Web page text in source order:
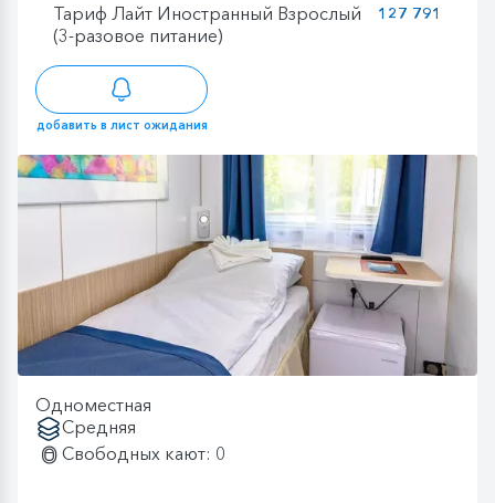
Тариф Лайт Иностранный Взрослый
(3-разовое питание)
127 791
добавить в лист ожидания
Одноместная
Средняя
Свободных кают: 0